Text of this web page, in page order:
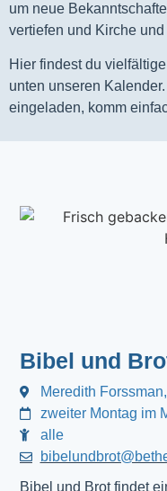
um neue
vertiefen und Kirche
Hier findest du
unten unseren
eingeladen, komm
Bibel und
Meredith
zweiter Montag im
alle
Bibel und Brot findet